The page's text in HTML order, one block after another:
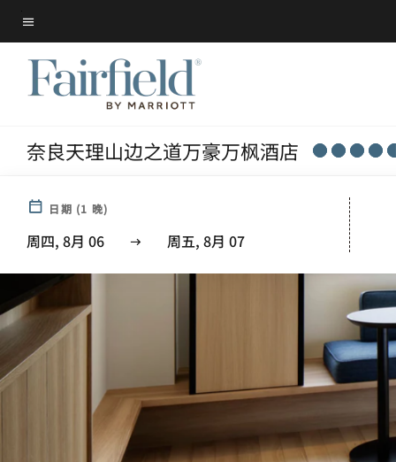
Skip
to
main
content
菜单文本
奈良天理山边之道万豪万枫酒店
日期 (1 晚)
周四, 8月 06 周五, 8月 07